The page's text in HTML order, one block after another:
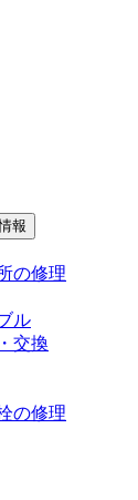
報
の修理
ル
交換
の修理